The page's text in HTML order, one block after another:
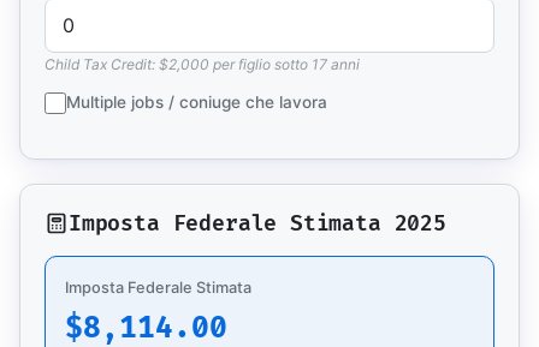
Child Tax Credit: $2,000 per figlio sotto 17 anni
Multiple jobs / coniuge che lavora
Imposta Federale Stimata 2025
Imposta Federale Stimata
$8,114.00